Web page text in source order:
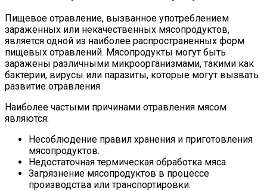
Пищевое отравление, вызванное употреблением
зараженных или некачественных мясопродуктов,
является одной из наиболее распространенных форм
пищевых отравлений. Мясопродукты могут быть
заражены различными микроорганизмами, такими как
бактерии, вирусы или паразиты, которые могут вызвать
развитие отравления.
Наиболее частыми причинами отравления мясом
являются:
Несоблюдение правил хранения и приготовления
мясопродуктов.
Недостаточная термическая обработка мяса.
Загрязнение мясопродуктов в процессе
производства или транспортировки.